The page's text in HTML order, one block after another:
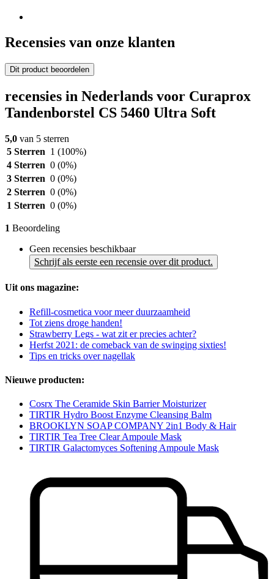
Recensies van onze klanten
Dit product beoordelen
recensies in Nederlands voor Curaprox
Tandenborstel CS 5460 Ultra Soft
5,0 van 5 sterren
5 Sterren 1 (100%)
4 Sterren 0 (0%)
3 Sterren 0 (0%)
2 Sterren 0 (0%)
1 Sterren 0 (0%)
1 Beoordeling
Geen recensies beschikbaar
Schrijf als eerste een recensie over dit product.
Uit ons magazine:
Refill-cosmetica voor meer duurzaamheid
Tot ziens droge handen!
Strawberry Legs - wat zit er precies achter?
Herfst 2021: de comeback van de swinging sixties!
Tips en tricks over nagellak
Nieuwe producten:
Cosrx The Ceramide Skin Barrier Moisturizer
TIRTIR Hydro Boost Enzyme Cleansing Balm
BROOKLYN SOAP COMPANY 2in1 Body & Hair
TIRTIR Tea Tree Clear Ampoule Mask
TIRTIR Galactomyces Softening Ampoule Mask